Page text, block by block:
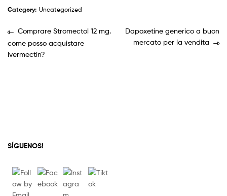
Category: Uncategorized
Comprare Stromectol 12 mg.
come posso acquistare
Ivermectin?
Dapoxetine generico a buon
mercato per la vendita
SÍGUENOS!